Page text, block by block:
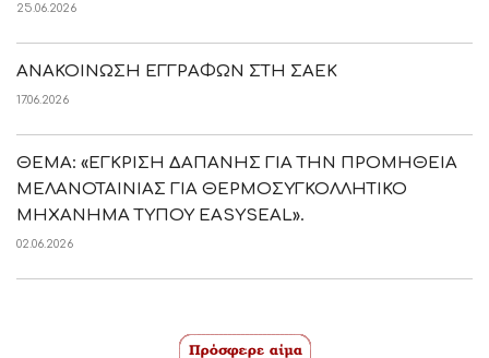
25.06.2026
ΑΝΑΚΟΙΝΩΣΗ ΕΓΓΡΑΦΩΝ ΣΤΗ ΣΑΕΚ
17.06.2026
ΘΕΜΑ: «ΕΓΚΡΙΣΗ ΔΑΠΑΝΗΣ ΓΙΑ ΤΗΝ ΠΡΟΜΗΘΕΙΑ
ΜΕΛΑΝΟΤΑΙΝΙΑΣ ΓΙΑ ΘΕΡΜΟΣΥΓΚΟΛΛΗΤΙΚΟ
ΜΗΧΑΝΗΜΑ ΤΥΠΟΥ EASYSEAL».
02.06.2026